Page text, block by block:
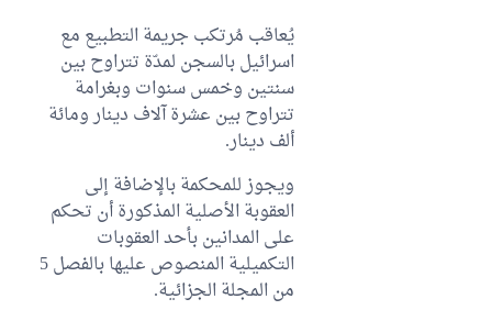
يُعاقب مُرتكب جريمة التطبيع مع
اسرائيل بالسجن لمدّة تتراوح بين
سنتين وخمس سنوات وبغرامة
تتراوح بين عشرة آلاف دينار ومائة
ألف دينار.
ويجوز للمحكمة بالإضافة إلى
العقوبة الأصلية المذكورة أن تحكم
على المدانين بأحد العقوبات
التكميلية المنصوص عليها بالفصل 5
من المجلة الجزائية.